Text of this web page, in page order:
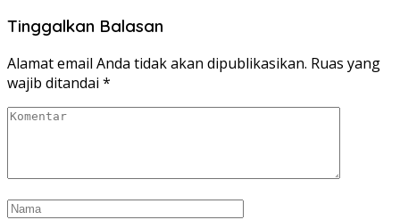
Tinggalkan Balasan
Alamat email Anda tidak akan dipublikasikan. Ruas yang
wajib ditandai *